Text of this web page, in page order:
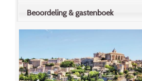
Beoordeling & gastenboek